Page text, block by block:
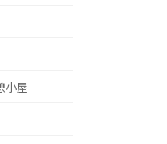
小屋